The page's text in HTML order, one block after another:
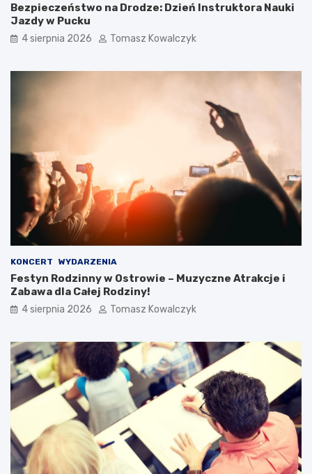
Bezpieczeństwo na Drodze: Dzień Instruktora Nauki
Jazdy w Pucku
4 sierpnia 2026 Tomasz Kowalczyk
KONCERT WYDARZENIA
Festyn Rodzinny w Ostrowie – Muzyczne Atrakcje i
Zabawa dla Całej Rodziny!
4 sierpnia 2026 Tomasz Kowalczyk